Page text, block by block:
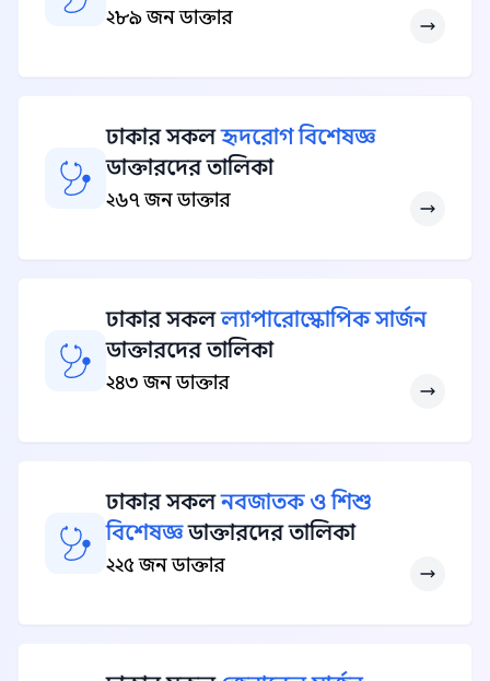
২৮৯ জন ডাক্তার
ঢাকার সকলহৃদরোগ বিশেষজ্ঞ
ডাক্তারদের তালিকা
২৬৭ জন ডাক্তার
ঢাকার সকলল্যাপারোস্কোপিক সার্জন
ডাক্তারদের তালিকা
২৪৩ জন ডাক্তার
ঢাকার সকলনবজাতক ও শিশু
বিশেষজ্ঞডাক্তারদের তালিকা
২২৫ জন ডাক্তার